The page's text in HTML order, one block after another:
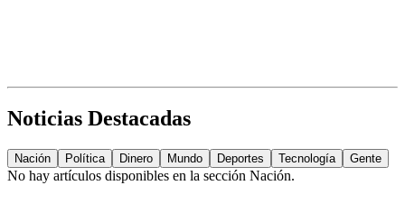
Noticias Destacadas
Nación Política Dinero Mundo Deportes Tecnología Gente
No hay artículos disponibles en la sección Nación.